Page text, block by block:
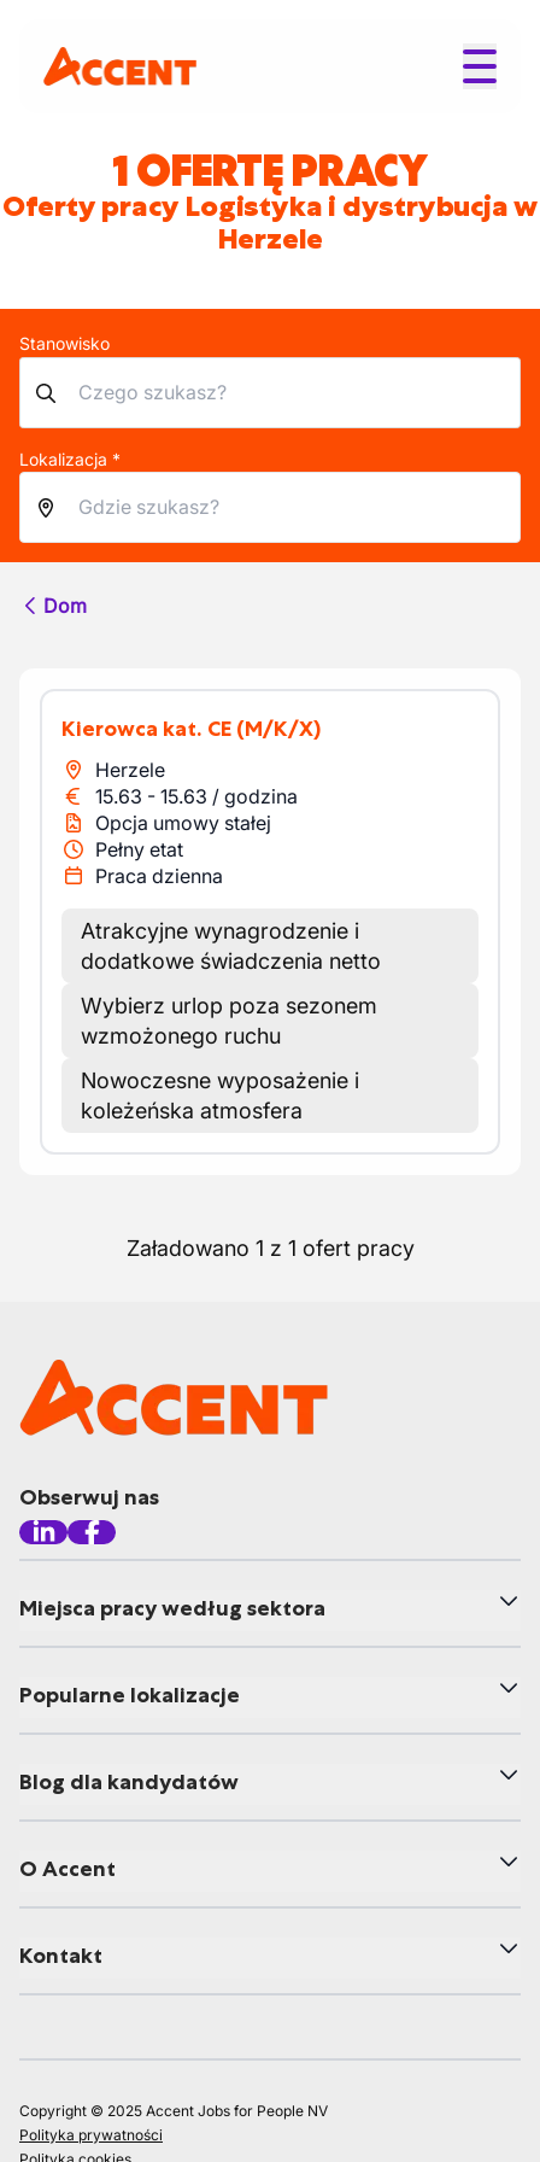
1 OFERTĘ PRACY
Oferty pracy Logistyka i dystrybucja w
Herzele
Stanowisko
Lokalizacja *
Dom
Kierowca kat. CE (M/K/X)
Herzele
15.63 - 15.63 / godzina
Opcja umowy stałej
Pełny etat
Praca dzienna
Atrakcyjne wynagrodzenie i
dodatkowe świadczenia netto
Wybierz urlop poza sezonem
wzmożonego ruchu
Nowoczesne wyposażenie i
koleżeńska atmosfera
Załadowano 1 z 1 ofert pracy
Obserwuj nas
Miejsca pracy według sektora
Popularne lokalizacje
Blog dla kandydatów
O Accent
Kontakt
Copyright © 2025 Accent Jobs for People NV
Polityka prywatności